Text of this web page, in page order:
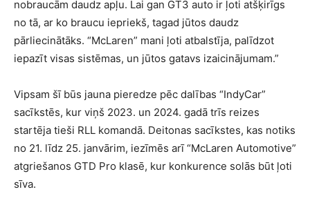
nobraucām daudz apļu. Lai gan GT3 auto ir ļoti atšķirīgs
no tā, ar ko braucu iepriekš, tagad jūtos daudz
pārliecinātāks. “McLaren” mani ļoti atbalstīja, palīdzot
iepazīt visas sistēmas, un jūtos gatavs izaicinājumam.”
Vipsam šī būs jauna pieredze pēc dalības “IndyCar”
sacīkstēs, kur viņš 2023. un 2024. gadā trīs reizes
startēja tieši RLL komandā. Deitonas sacīkstes, kas notiks
no 21. līdz 25. janvārim, iezīmēs arī “McLaren Automotive”
atgriešanos GTD Pro klasē, kur konkurence solās būt ļoti
sīva.